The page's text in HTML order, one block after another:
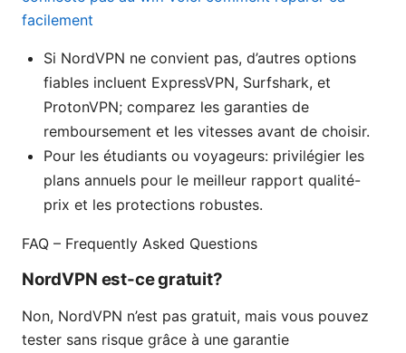
facilement
Si NordVPN ne convient pas, d’autres options
fiables incluent ExpressVPN, Surfshark, et
ProtonVPN; comparez les garanties de
remboursement et les vitesses avant de choisir.
Pour les étudiants ou voyageurs: privilégier les
plans annuels pour le meilleur rapport qualité-
prix et les protections robustes.
FAQ – Frequently Asked Questions
NordVPN est-ce gratuit?
Non, NordVPN n’est pas gratuit, mais vous pouvez
tester sans risque grâce à une garantie